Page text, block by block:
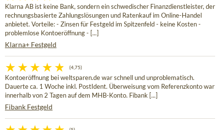
Klarna AB ist keine Bank, sondern ein schwedischer Finanzdienstleister, der
rechnungsbasierte Zahlungslösungen und Ratenkauf im Online-Handel
anbietet. Vorteile: - Zinsen für Festgeld im Spitzenfeld - keine Kosten -
problemlose Kontoeröffnung - [...]
Klarna+ Festgeld
(4,75)
Kontoeröffnung bei weltsparen.de war schnell und unproblematisch.
Dauerte ca. 1 Woche inkl. PostIdent. Überweisung vom Referenzkonto war
innerhalb von 2 Tagen auf dem MHB-Konto. Fibank [...]
Fibank Festgeld